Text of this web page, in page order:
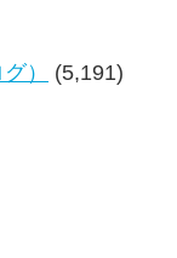
）
(5,191)